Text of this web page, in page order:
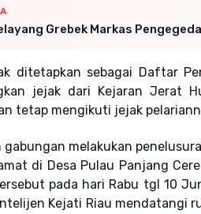
Grebek Markas
ditetapkan sebagai Daftar
jejak dari Kejaran Jerat
tetap mengikuti jejak
melakukan
di Desa Pulau Panjang
pada hari Rabu tgl 10
Kejati Riau mendatangi